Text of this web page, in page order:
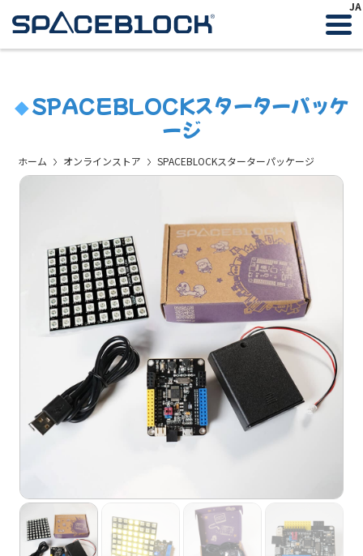
JA
◆SPACEBLOCKスターターパッケ
ージ
ホーム オンラインストア SPACEBLOCKスターターパッケージ